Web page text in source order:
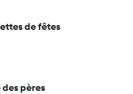
de fêtes
pères